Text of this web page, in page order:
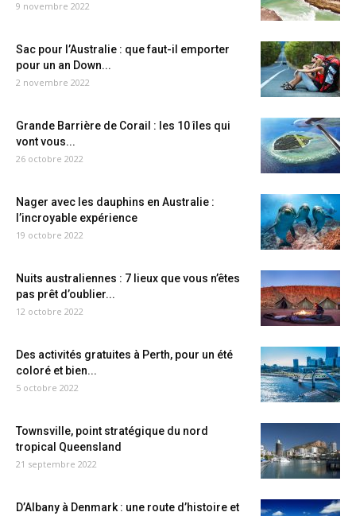
9 novembre 2022
Sac pour l’Australie : que faut-il emporter
pour un an Down...
2 novembre 2022
Grande Barrière de Corail : les 10 îles qui
vont vous...
26 octobre 2022
Nager avec les dauphins en Australie :
l’incroyable expérience
19 octobre 2022
Nuits australiennes : 7 lieux que vous n’êtes
pas prêt d’oublier...
12 octobre 2022
Des activités gratuites à Perth, pour un été
coloré et bien...
5 octobre 2022
Townsville, point stratégique du nord
tropical Queensland
21 septembre 2022
D’Albany à Denmark : une route d’histoire et